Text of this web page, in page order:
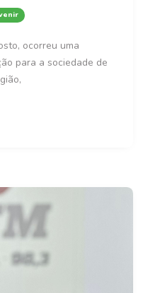
ocorreu uma
para a sociedade de